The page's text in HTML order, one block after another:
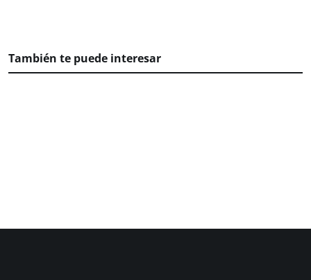
También te puede interesar